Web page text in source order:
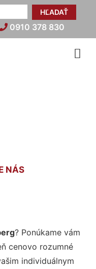
HĽADAŤ
0910 378 830
NÁS
? Ponúkame vám
cenovo rozumné
individuálnym